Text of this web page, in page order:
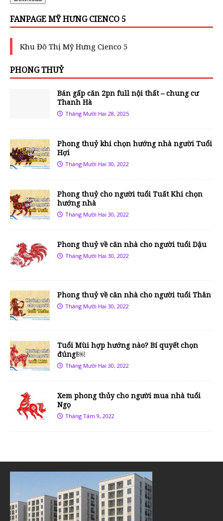
FANPAGE MỸ HƯNG CIENCO 5
Khu Đô Thị Mỹ Hưng Cienco 5
PHONG THUỶ
Bán gấp căn 2pn full nội thất – chung cư
Thanh Hà
Tháng Mười Hai 28, 2025
Phong thuỷ khi chọn hướng nhà người Tuổi
Hợi
Tháng Mười Hai 30, 2022
Phong thuỷ cho người tuổi Tuất Khi chọn
hướng nhà
Tháng Mười Hai 30, 2022
Phong thuỷ về căn nhà cho người tuổi Dậu
Tháng Mười Hai 30, 2022
Phong thuỷ về căn nhà cho người tuổi Thân
Tháng Mười Hai 30, 2022
Tuổi Mùi hợp hướng nào? Bí quyết chọn
đúng!￼
Tháng Mười Hai 30, 2022
Xem phong thủy cho người mua nhà tuổi
Ngọ
Tháng Tám 9, 2022